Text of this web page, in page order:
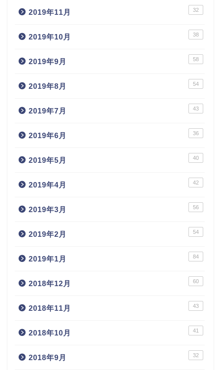
2019年11月 32
2019年10月 38
2019年9月 58
2019年8月 54
2019年7月 43
2019年6月 36
2019年5月 40
2019年4月 42
2019年3月 56
2019年2月 54
2019年1月 84
2018年12月 60
2018年11月 43
2018年10月 41
2018年9月 32